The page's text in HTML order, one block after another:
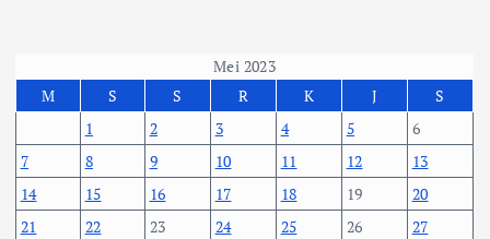
Mei 2023
M
S S R K J
S
1
2 3 4 5
6
7
8 9 10 11 12
13
14
15 16 17 18 19
20
21
22 23 24 25 26
27